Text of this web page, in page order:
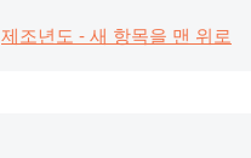
제조년도 - 새 항목을 맨 위로